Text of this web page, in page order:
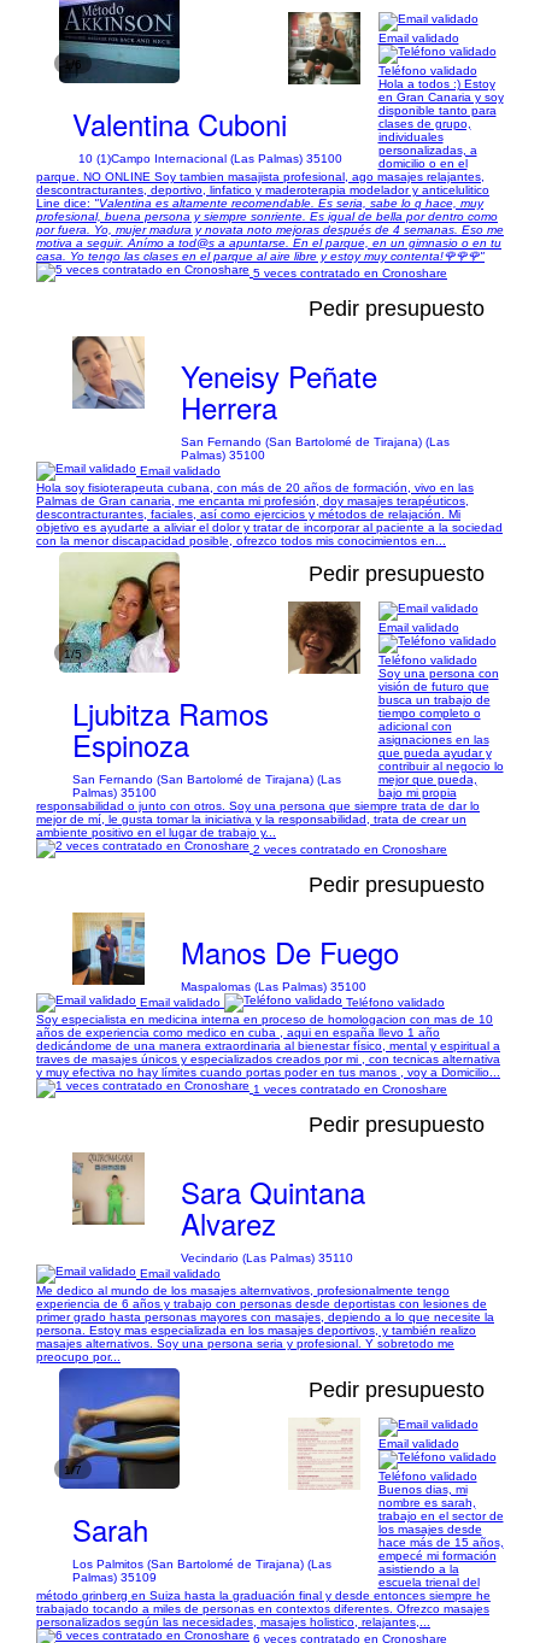
1/6
Valentina Cuboni
10 (1)Campo Internacional (Las Palmas) 35100
Email validado
Teléfono validado
Hola a todos :) Estoy
en Gran Canaria y soy
disponible tanto para
clases de grupo,
individuales
personalizadas, a
domicilio o en el
parque. NO ONLINE Soy tambien masajista profesional, ago masajes relajantes,
descontracturantes, deportivo, linfatico y maderoterapia modelador y anticelulitico
Line dice: "Valentina es altamente recomendable. Es seria, sabe lo q hace, muy
profesional, buena persona y siempre sonriente. Es igual de bella por dentro como
por fuera. Yo, mujer madura y novata noto mejoras después de 4 semanas. Eso me
motiva a seguir. Anímo a tod@s a apuntarse. En el parque, en un gimnasio o en tu
casa. Yo tengo las clases en el parque al aire libre y estoy muy contenta!🌹🌹🌹"
5 veces contratado en Cronoshare
Pedir presupuesto
Yeneisy Peñate
Herrera
San Fernando (San Bartolomé de Tirajana) (Las
Palmas) 35100
Email validado
Hola soy fisioterapeuta cubana, con más de 20 años de formación, vivo en las
Palmas de Gran canaria, me encanta mi profesión, doy masajes terapéuticos,
descontracturantes, faciales, así como ejercicios y métodos de relajación. Mi
objetivo es ayudarte a aliviar el dolor y tratar de incorporar al paciente a la sociedad
con la menor discapacidad posible, ofrezco todos mis conocimientos en...
1/5
Pedir presupuesto
Ljubitza Ramos
Espinoza
San Fernando (San Bartolomé de Tirajana) (Las
Palmas) 35100
Email validado
Teléfono validado
Soy una persona con
visión de futuro que
busca un trabajo de
tiempo completo o
adicional con
asignaciones en las
que pueda ayudar y
contribuir al negocio lo
mejor que pueda,
bajo mi propia
responsabilidad o junto con otros. Soy una persona que siempre trata de dar lo
mejor de mí, le gusta tomar la iniciativa y la responsabilidad, trata de crear un
ambiente positivo en el lugar de trabajo y...
2 veces contratado en Cronoshare
Pedir presupuesto
Manos De Fuego
Maspalomas (Las Palmas) 35100
Email validado
Teléfono validado
Soy especialista en medicina interna en proceso de homologacion con mas de 10
años de experiencia como medico en cuba , aqui en españa llevo 1 año
dedicándome de una manera extraordinaria al bienestar físico, mental y espiritual a
traves de masajes únicos y especializados creados por mi , con tecnicas alternativa
y muy efectiva no hay límites cuando portas poder en tus manos , voy a Domicilio...
1 veces contratado en Cronoshare
Pedir presupuesto
Sara Quintana
Alvarez
Vecindario (Las Palmas) 35110
Email validado
Me dedico al mundo de los masajes alternvativos, profesionalmente tengo
experiencia de 6 años y trabajo con personas desde deportistas con lesiones de
primer grado hasta personas mayores con masajes, depiendo a lo que necesite la
persona. Estoy mas especializada en los masajes deportivos, y también realizo
masajes alternativos. Soy una persona seria y profesional. Y sobretodo me
preocupo por...
1/7
Pedir presupuesto
Sarah
Los Palmitos (San Bartolomé de Tirajana) (Las
Palmas) 35109
Email validado
Teléfono validado
Buenos dias, mi
nombre es sarah,
trabajo en el sector de
los masajes desde
hace más de 15 años,
empecé mi formación
asistiendo a la
escuela trienal del
método grinberg en Suiza hasta la graduación final y desde entonces siempre he
trabajado tocando a miles de personas en contextos diferentes. Ofrezco masajes
personalizados según las necesidades, masajes holistico, relajantes,...
6 veces contratado en Cronoshare